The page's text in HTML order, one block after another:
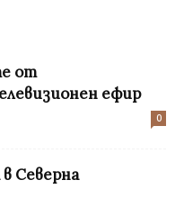
от
ефир
0
Северна